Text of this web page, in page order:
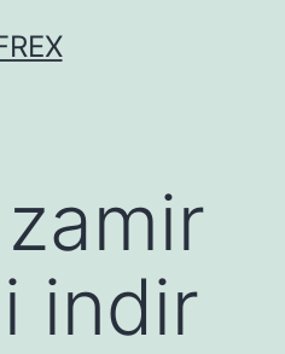
zamir
indir